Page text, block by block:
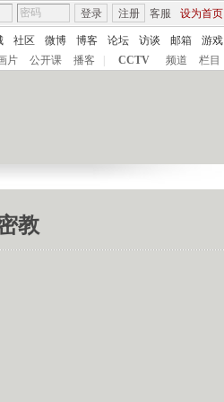
客服 设为首页
登录 注册
社区 微博 博客 论坛 访谈 邮箱
游戏
片
公开课 播客 CCTV 频道 栏目
教